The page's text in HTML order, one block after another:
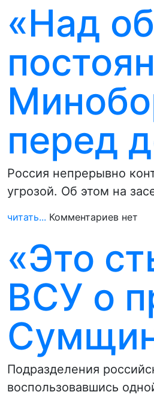
«Над
перед
Россия непрерывно
угрозой. Об этом на
читать... Комментариев нет
«Это
ВСУ о
Подразделения
воспользовавшись